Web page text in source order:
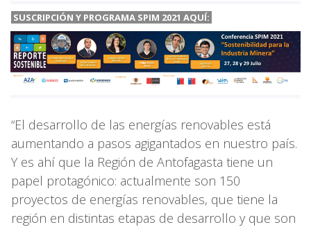
SUSCRIPCIÓN Y PROGRAMA SPIM 2021 AQUÍ:
“El desarrollo de las energías renovables está
aumentando a pasos agigantados en nuestro país.
Y es ahí que la Región de Antofagasta tiene un
papel protagónico: actualmente son 150
proyectos de energías renovables, que tiene la
región en distintas etapas de desarrollo y que son